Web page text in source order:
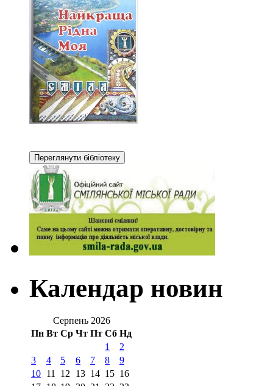
Календар новин
Серпень 2026
Пн Вт Ср Чт Пт Сб Нд
1
2
3
4 5 6 7 8
9
10 11 12 13 14 15 16